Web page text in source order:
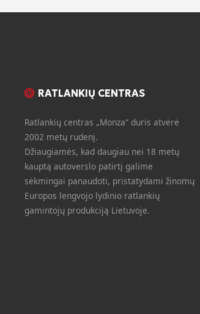
RATLANKIŲ CENTRAS
Ratlankių centras „Monza“ duris atvėrė
2002 metų rudenį.
Džiaugiamės, kad daugiau nei 18 metų
kauptą autoverslo patirtį galime
sėkmingai panaudoti, pristatydami žinomų
Europos lengvojo lydinio ratlankių
gamintojų produkciją Lietuvoje.